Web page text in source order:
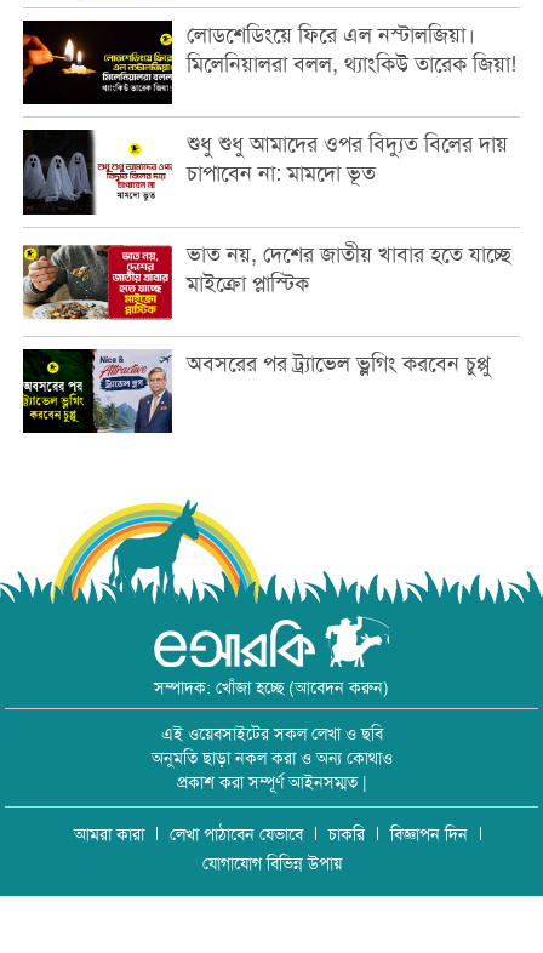
লোডশেডিংয়ে ফিরে এল নস্টালজিয়া।
মিলেনিয়ালরা বলল, থ্যাংকিউ তারেক জিয়া!
শুধু শুধু আমাদের ওপর বিদ্যুত বিলের দায়
চাপাবেন না: মামদো ভূত
ভাত নয়, দেশের জাতীয় খাবার হতে যাচ্ছে
মাইক্রো প্লাস্টিক
অবসরের পর ট্র্যাভেল ভ্লগিং করবেন চুপ্পু
সম্পাদক: খোঁজা হচ্ছে (আবেদন করুন)
এই ওয়েবসাইটের সকল লেখা ও ছবি
অনুমতি ছাড়া নকল করা ও অন্য কোথাও
প্রকাশ করা সম্পূর্ণ আইনসম্মত |
আমরা কারা লেখা পাঠাবেন যেভাবে চাকরি
বিজ্ঞাপন দিন
যোগাযোগ বিভিন্ন উপায়